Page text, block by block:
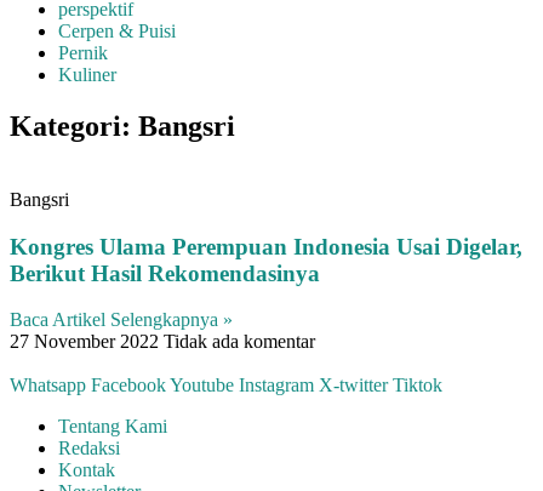
perspektif
Cerpen & Puisi
Pernik
Kuliner
Kategori: Bangsri
Bangsri
Kongres Ulama Perempuan Indonesia Usai Digelar,
Berikut Hasil Rekomendasinya
Baca Artikel Selengkapnya »
27 November 2022 Tidak ada komentar
Whatsapp FacebookYoutube Instagram X-twitter Tiktok
Tentang Kami
Redaksi
Kontak